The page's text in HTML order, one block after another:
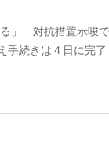
」 対抗措置示唆
手続きは４日に完